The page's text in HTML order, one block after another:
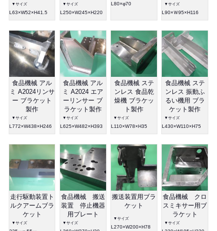
▼サイズ
L63×W52×H41.5
▼サイズ
L250×W245×H220
L80×φ70 ▼サイズ
L90×Ｗ95×H116
食品機械 アル
ミ A2024リンサ
ー ブラケット
製作
▼サイズ
L772×W438×H246
食品機械 アル
ミ A2024 エア
ーリンサー ブ
ラケット製作
▼サイズ
L625×W482×H393
食品機械 ステ
ンレス 食品乾
燥機 ブラケッ
ト製作
▼サイズ
L110×W78×H35
食品機械 ステ
ンレス 振動ふ
るい機用 ブラ
ケット製作
▼サイズ
L430×W110×H75
走行駆動装置ト
ルクアームブラ
ケット
▼サイズ
食品機械 搬送
装置 停止機器
用プレート
▼サイズ
搬送装置用ブラ
ケット
▼サイズ
L270×W200×H78
食品機械 クロ
スミキサー用ブ
ラケット
▼サイズ